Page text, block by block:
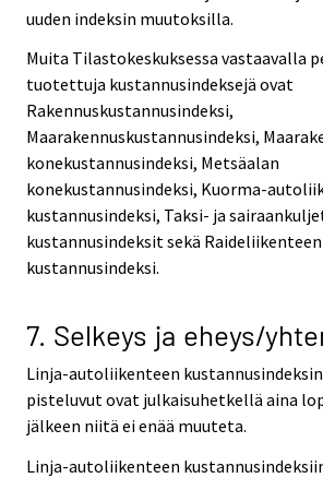
uuden indeksin muutoksilla.
Muita Tilastokeskuksessa vastaavalla
tuotettuja kustannusindeksejä ovat
Rakennuskustannusindeksi,
Maarakennuskustannusindeksi,
konekustannusindeksi, Metsäalan
konekustannusindeksi, Kuorma-
kustannusindeksi, Taksi- ja
kustannusindeksit sekä Raideliikenteen
kustannusindeksi.
7. Selkeys ja eheys/
Linja-autoliikenteen
pisteluvut ovat julkaisuhetkellä aina
jälkeen niitä ei enää muuteta.
Linja-autoliikenteen